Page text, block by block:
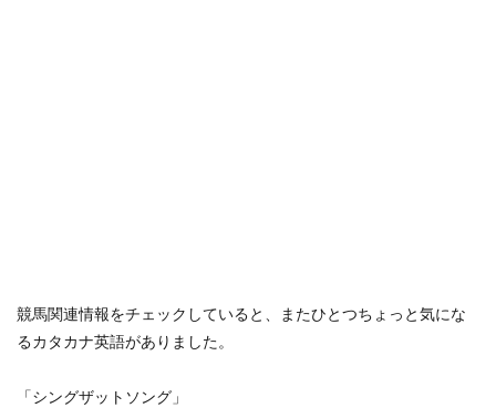
競馬関連情報をチェックしていると、またひとつちょっと気にな
るカタカナ英語がありました。
「シングザットソング」